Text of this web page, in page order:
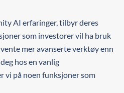
AI erfaringer, tilbyr deres
som investorer vil ha bruk
mer avanserte verktøy enn
hos en vanlig
vi på noen funksjoner som